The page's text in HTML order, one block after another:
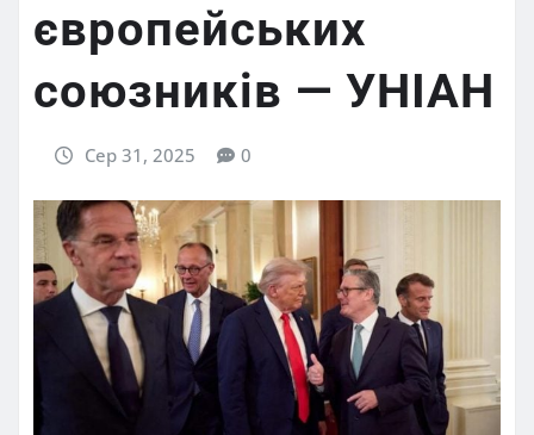
європейських
союзників — УНІАН
Сер 31, 2025 0